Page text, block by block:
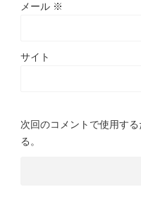
メール ※
サイト
次回のコメントで使用す
る。